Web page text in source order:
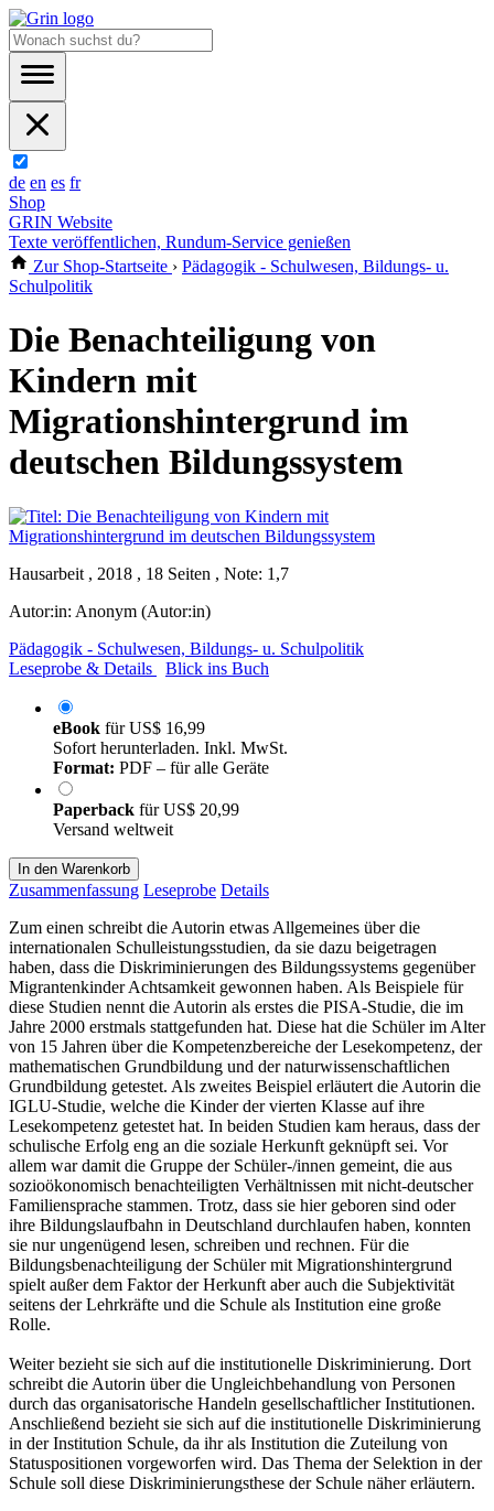
de en es fr
Shop
GRIN Website
Texte veröffentlichen, Rundum-Service genießen
Zur Shop-Startseite › Pädagogik - Schulwesen, Bildungs- u.
Schulpolitik
Die Benachteiligung von
Kindern mit
Migrationshintergrund im
deutschen Bildungssystem
Hausarbeit , 2018 , 18 Seiten , Note: 1,7
Autor:in: Anonym (Autor:in)
Pädagogik - Schulwesen, Bildungs- u. Schulpolitik
Leseprobe & Details
Blick ins Buch
eBook fürUS$ 16,99
Sofort herunterladen. Inkl. MwSt.
Format: PDF – für alle Geräte
Paperback fürUS$ 20,99
Versand weltweit
In den Warenkorb
Zusammenfassung Leseprobe Details
Zum einen schreibt die Autorin etwas Allgemeines über die
internationalen Schulleistungsstudien, da sie dazu beigetragen
haben, dass die Diskriminierungen des Bildungssystems gegenüber
Migrantenkinder Achtsamkeit gewonnen haben. Als Beispiele für
diese Studien nennt die Autorin als erstes die PISA-Studie, die im
Jahre 2000 erstmals stattgefunden hat. Diese hat die Schüler im Alter
von 15 Jahren über die Kompetenzbereiche der Lesekompetenz, der
mathematischen Grundbildung und der naturwissenschaftlichen
Grundbildung getestet. Als zweites Beispiel erläutert die Autorin die
IGLU-Studie, welche die Kinder der vierten Klasse auf ihre
Lesekompetenz getestet hat. In beiden Studien kam heraus, dass der
schulische Erfolg eng an die soziale Herkunft geknüpft sei. Vor
allem war damit die Gruppe der Schüler-/innen gemeint, die aus
sozioökonomisch benachteiligten Verhältnissen mit nicht-deutscher
Familiensprache stammen. Trotz, dass sie hier geboren sind oder
ihre Bildungslaufbahn in Deutschland durchlaufen haben, konnten
sie nur ungenügend lesen, schreiben und rechnen. Für die
Bildungsbenachteiligung der Schüler mit Migrationshintergrund
spielt außer dem Faktor der Herkunft aber auch die Subjektivität
seitens der Lehrkräfte und die Schule als Institution eine große
Rolle.
Weiter bezieht sie sich auf die institutionelle Diskriminierung. Dort
schreibt die Autorin über die Ungleichbehandlung von Personen
durch das organisatorische Handeln gesellschaftlicher Institutionen.
Anschließend bezieht sie sich auf die institutionelle Diskriminierung
in der Institution Schule, da ihr als Institution die Zuteilung von
Statuspositionen vorgeworfen wird. Das Thema der Selektion in der
Schule soll diese Diskriminierungsthese der Schule näher erläutern.